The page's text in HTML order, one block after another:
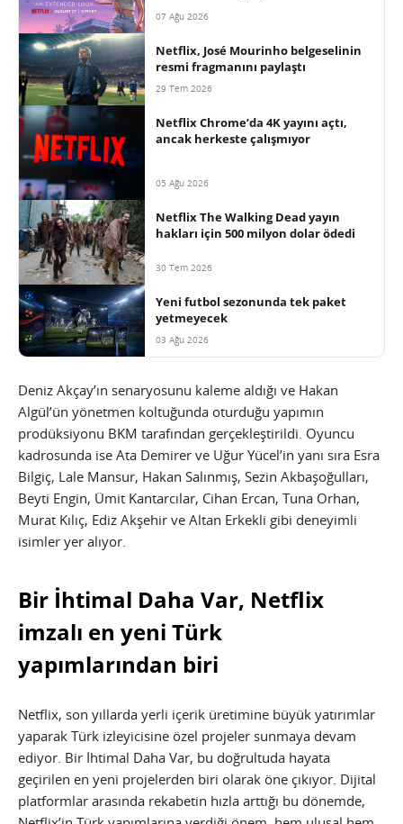
07 Ağu 2026
Netflix, José Mourinho belgeselinin
resmi fragmanını paylaştı
29 Tem 2026
Netflix Chrome’da 4K yayını açtı,
ancak herkeste çalışmıyor
05 Ağu 2026
Netflix The Walking Dead yayın
hakları için 500 milyon dolar ödedi
30 Tem 2026
Yeni futbol sezonunda tek paket
yetmeyecek
03 Ağu 2026
Deniz Akçay’ın senaryosunu kaleme aldığı ve Hakan
Algül’ün yönetmen koltuğunda oturduğu yapımın
prodüksiyonu BKM tarafından gerçekleştirildi. Oyuncu
kadrosunda ise Ata Demirer ve Uğur Yücel’in yanı sıra Esra
Bilgiç, Lale Mansur, Hakan Salınmış, Sezin Akbaşoğulları,
Beyti Engin, Ümit Kantarcılar, Cihan Ercan, Tuna Orhan,
Murat Kılıç, Ediz Akşehir ve Altan Erkekli gibi deneyimli
isimler yer alıyor.
Bir İhtimal Daha Var, Netflix
imzalı en yeni Türk
yapımlarından biri
Netflix, son yıllarda yerli içerik üretimine büyük yatırımlar
yaparak Türk izleyicisine özel projeler sunmaya devam
ediyor. Bir İhtimal Daha Var, bu doğrultuda hayata
geçirilen en yeni projelerden biri olarak öne çıkıyor. Dijital
platformlar arasında rekabetin hızla arttığı bu dönemde,